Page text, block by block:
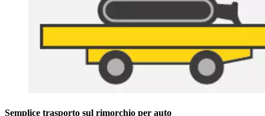
Semplice trasporto sul rimorchio per auto